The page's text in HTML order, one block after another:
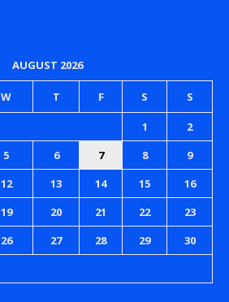
AUGUST 2026
W T F S S
1
2
5 6 7 8
9
12 13 14 15
16
19 20 21 22
23
26 27 28 29
30